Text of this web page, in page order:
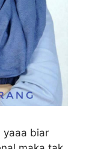
yaaa biar